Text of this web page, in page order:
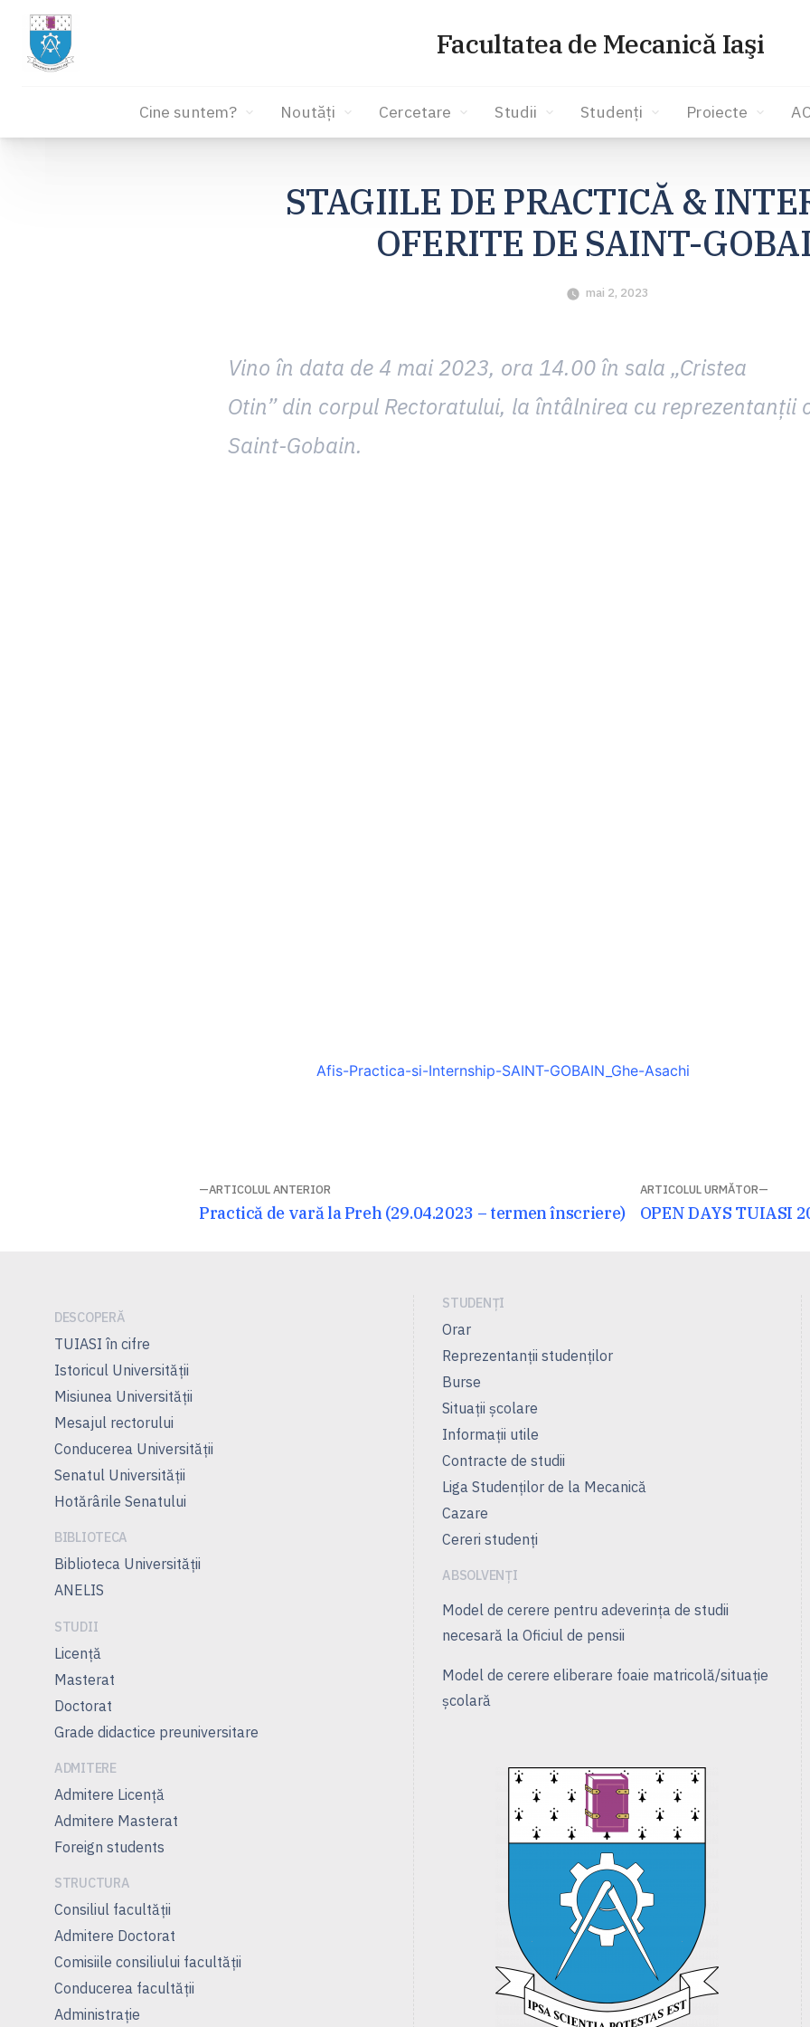
Facultatea de Mecanică Iaşi
Cine suntem? Noutăți Cercetare Studii Studenți Proiecte
STAGIILE DE PRACTICĂ &
OFERITE DE SAINT-
mai 2, 2023
Vino în data de 4 mai 2023, ora 14.00 în sala „Cristea
Otin” din corpul Rectoratului, la întâlnirea cu reprezentanții
Saint-Gobain.
Afis-Practica-si-Internship-SAINT-GOBAIN_Ghe-Asachi
ARTICOLUL ANTERIOR
Articolul
Practică de vară la Preh (29.04.2023 – termen înscriere)
ARTICOLUL URMĂTOR
Articolul
OPEN DAYS TUIASI
DESCOPERĂ
TUIASI în cifre
Istoricul Universităţii
Misiunea Universităţii
Mesajul rectorului
Conducerea Universităţii
Senatul Universității
Hotărârile Senatului
BIBLIOTECA
Biblioteca Universității
ANELIS
STUDII
Licență
Masterat
Doctorat
Grade didactice preuniversitare
ADMITERE
Admitere Licenţă
Admitere Masterat
Foreign students
STRUCTURA
Consiliul facultăţii
Admitere Doctorat
Comisiile consiliului facultăţii
Conducerea facultăţii
Administrație
STUDENȚI
Orar
Reprezentanţii studenţilor
Burse
Situații școlare
Informații utile
Contracte de studii
Liga Studenţilor de la Mecanică
Cazare
Cereri studenți
ABSOLVENȚI
Model de cerere pentru adeverința de studii
necesară la Oficiul de pensii
Model de cerere eliberare foaie matricolă/situație
școlară